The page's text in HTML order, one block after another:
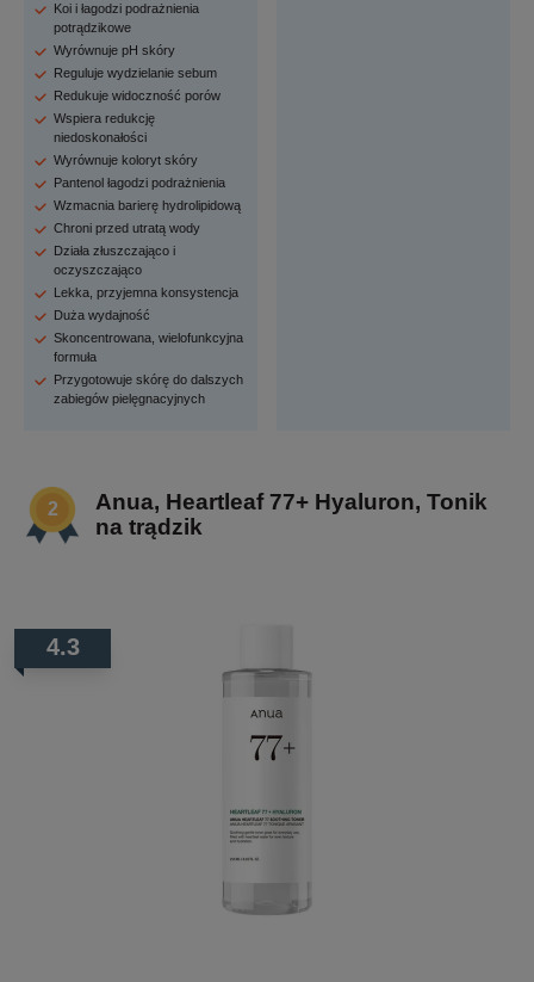
Koi i łagodzi podrażnienia
potrądzikowe
Wyrównuje pH skóry
Reguluje wydzielanie sebum
Redukuje widoczność porów
Wspiera redukcję
niedoskonałości
Wyrównuje koloryt skóry
Pantenol łagodzi podrażnienia
Wzmacnia barierę hydrolipidową
Chroni przed utratą wody
Działa złuszczająco i
oczyszczająco
Lekka, przyjemna konsystencja
Duża wydajność
Skoncentrowana, wielofunkcyjna
formuła
Przygotowuje skórę do dalszych
zabiegów pielęgnacyjnych
Anua, Heartleaf 77+ Hyaluron, Tonik
na trądzik
4.3